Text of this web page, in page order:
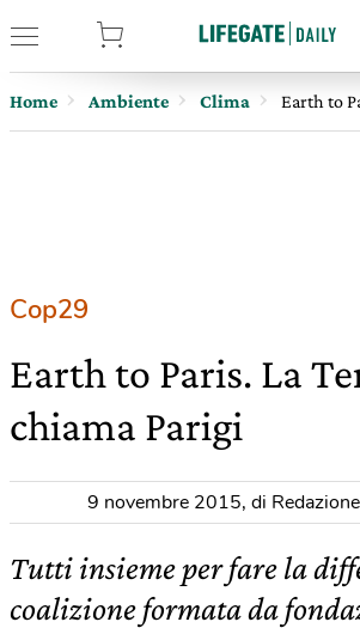
Home Ambiente Clima Earth to
Cop29
Earth to Paris. La
chiama Parigi
9 novembre 2015, di
Tutti insieme per fare la
coalizione formata da